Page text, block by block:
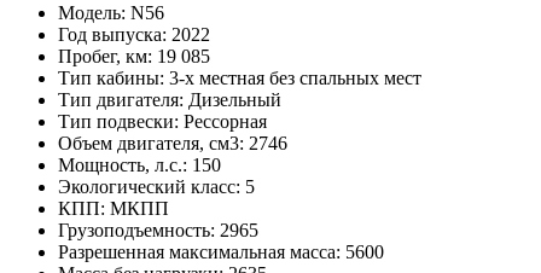
Модель: N56
Год выпуска: 2022
Пробег, км: 19 085
Тип кабины: 3-х местная без спальных мест
Тип двигателя: Дизельный
Тип подвески: Рессорная
Объем двигателя, см3: 2746
Мощность, л.с.: 150
Экологический класс: 5
КПП: МКПП
Грузоподъемность: 2965
Разрешенная максимальная масса: 5600